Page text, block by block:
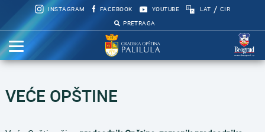
INSTAGRAM FACEBOOK YOUTUBE LAT / CIR
PRETRAGA
VEĆE OPŠTINE